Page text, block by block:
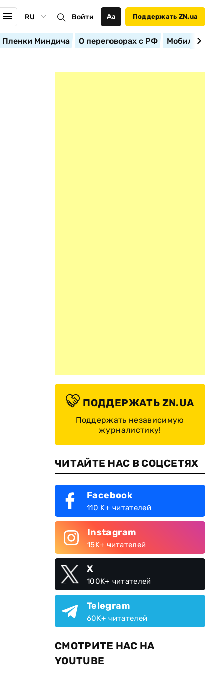
RU Войти Аа Поддержать ZN.ua
Пленки Миндича О переговорах с РФ
ПОДДЕРЖАТЬ ZN.UA
Поддержать независимую
журналистику!
ЧИТАЙТЕ НАС В СОЦСЕТЯХ
Facebook
110 K+ читателей
Instagram
15K+ читателей
X
100K+ читателей
Telegram
60K+ читателей
СМОТРИТЕ НАС НА
YOUTUBE